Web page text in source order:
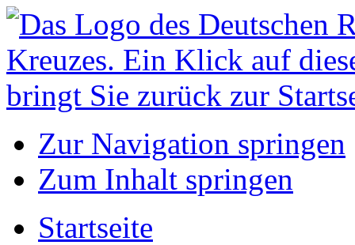
Zur Navigation springen
Zum Inhalt springen
Startseite